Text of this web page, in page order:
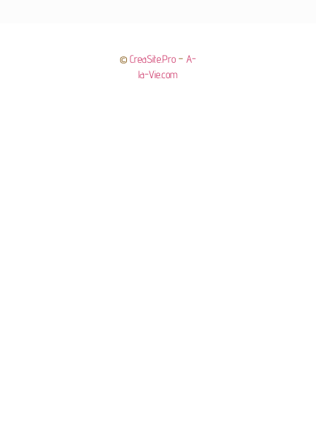
© CreaSite.Pro– A-
la-Vie.com